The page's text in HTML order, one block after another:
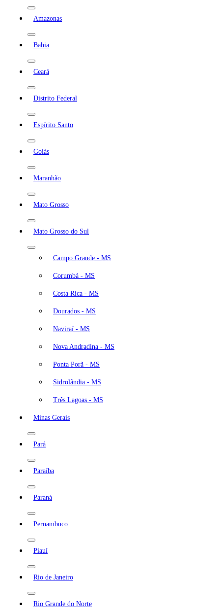
Amazonas
Bahia
Ceará
Distrito Federal
Espírito Santo
Goiás
Maranhão
Mato Grosso
Mato Grosso do Sul
Campo Grande - MS
Corumbá - MS
Costa Rica - MS
Dourados - MS
Naviraí - MS
Nova Andradina - MS
Ponta Porã - MS
Sidrolândia - MS
Três Lagoas - MS
Minas Gerais
Pará
Paraíba
Paraná
Pernambuco
Piauí
Rio de Janeiro
Rio Grande do Norte